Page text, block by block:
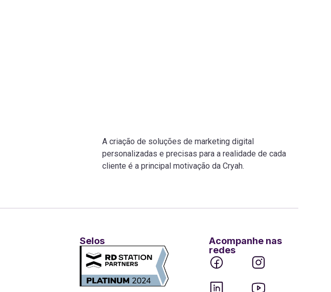
A criação de soluções de marketing digital
personalizadas e precisas para a realidade de cada
cliente é a principal motivação da Cryah.
Selos
Acompanhe nas
redes